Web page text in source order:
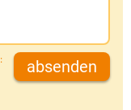
:
absenden